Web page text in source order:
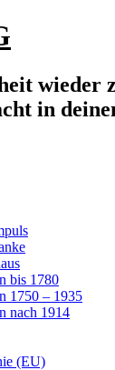
wieder
in
bis 1780
1750 – 1935
nach 1914
(EU)